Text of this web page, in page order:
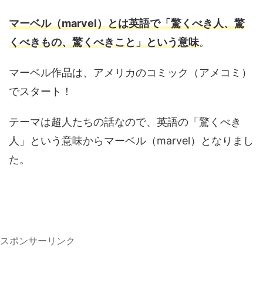
マーベル（marvel）とは英語で「驚くべき人、驚
くべきもの、驚くべきこと」という意味。
マーベル作品は、アメリカのコミック（アメコミ）
でスタート！
テーマは超人たちの話なので、英語の「驚くべき
人」という意味からマーベル（marvel）となりまし
た。
スポンサーリンク